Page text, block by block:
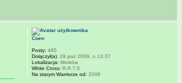
Coen
Posty: 465
Dołączył(a): 29 paź 2009, o 13:37
Lokalizacja: Mroków
White Cross: R.R.T.S.
Na starym Warriorze od: 2006